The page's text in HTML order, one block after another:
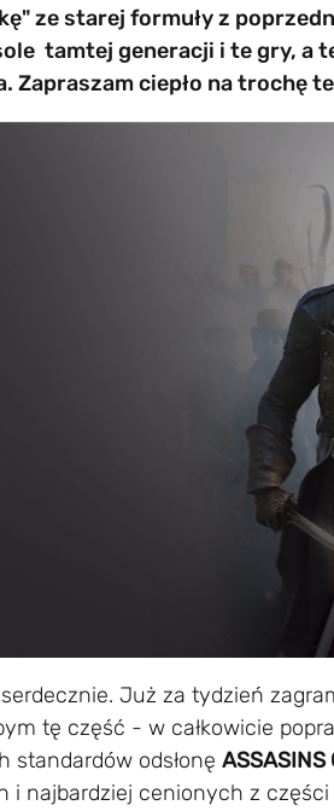
ze starej formuły z
tamtej generacji i te gry, a
Zapraszam ciepło na trochę
Już za tydzień
tę część - w całkowicie
standardów odsłonę ASSASINS
i najbardziej cenionych z